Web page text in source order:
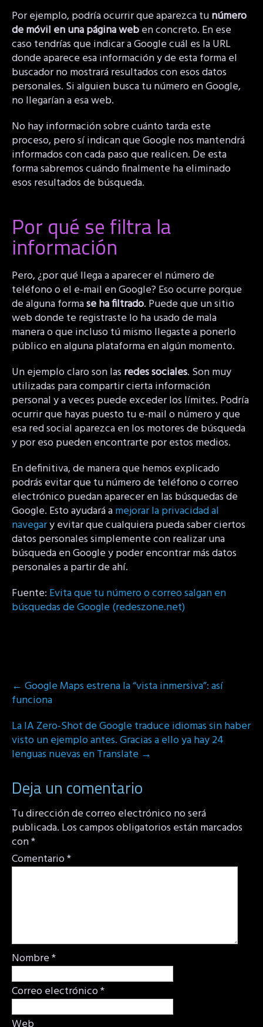
Por ejemplo, podría ocurrir que aparezca tunúmero
de móvil en una página weben concreto. En ese
caso tendrías que indicar a Google cuál es la URL
donde aparece esa información y de esta forma el
buscador no mostrará resultados con esos datos
personales. Si alguien busca tu número en Google,
no llegarían a esa web.
No hay información sobre cuánto tarda este
proceso, pero sí indican que Google nos mantendrá
informados con cada paso que realicen. De esta
forma sabremos cuándo finalmente ha eliminado
esos resultados de búsqueda.
Por qué se filtra la
información
Pero, ¿por qué llega a aparecer el número de
teléfono o el e-mail en Google? Eso ocurre porque
de alguna formase ha filtrado. Puede que un sitio
web donde te registraste lo ha usado de mala
manera o que incluso tú mismo llegaste a ponerlo
público en alguna plataforma en algún momento.
Un ejemplo claro son las redes sociales. Son muy
utilizadas para compartir cierta información
personal y a veces puede exceder los límites. Podría
ocurrir que hayas puesto tu e-mail o número y que
esa red social aparezca en los motores de búsqueda
y por eso pueden encontrarte por estos medios.
En definitiva, de manera que hemos explicado
podrás evitar que tu número de teléfono o correo
electrónico puedan aparecer en las búsquedas de
Google. Esto ayudará amejorar la privacidad al
navegary evitar que cualquiera pueda saber ciertos
datos personales simplemente con realizar una
búsqueda en Google y poder encontrar más datos
personales a partir de ahí.
Fuente: Evita que tu número o correo salgan en
búsquedas de Google (redeszone.net)
Post
navigation
← Google Maps estrena la “vista inmersiva”: así
funciona
La IA Zero-Shot de Google traduce idiomas sin haber
visto un ejemplo antes. Gracias a ello ya hay 24
lenguas nuevas en Translate →
Deja un comentario
Tu dirección de correo electrónico no será
publicada. Los campos obligatorios están marcados
con*
Comentario*
Nombre*
Correo electrónico*